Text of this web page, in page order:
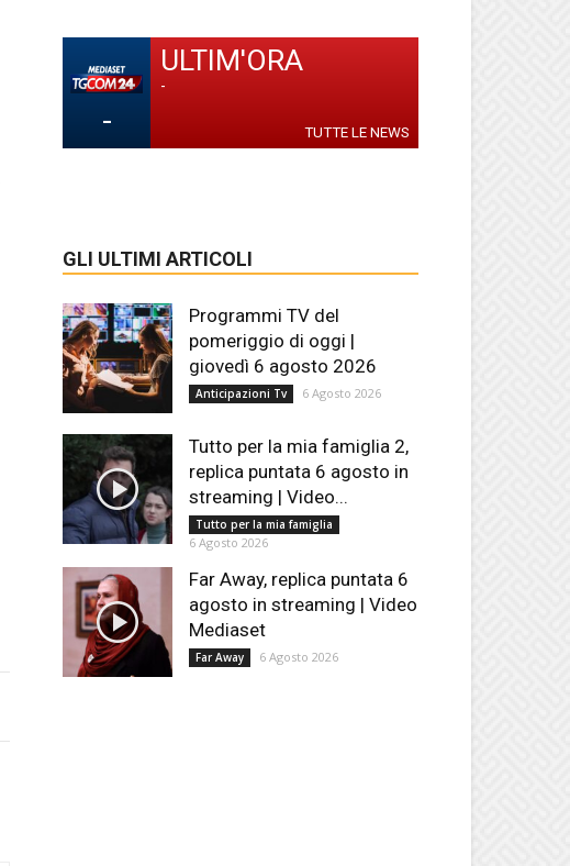
-
ULTIM'ORA
-
TUTTE LE NEWS
GLI ULTIMI ARTICOLI
Programmi TV del
pomeriggio di oggi |
giovedì 6 agosto 2026
Anticipazioni Tv 6 Agosto 2026
Tutto per la mia famiglia 2,
replica puntata 6 agosto in
streaming | Video...
Tutto per la mia famiglia
6 Agosto 2026
Far Away, replica puntata 6
agosto in streaming | Video
Mediaset
Far Away 6 Agosto 2026